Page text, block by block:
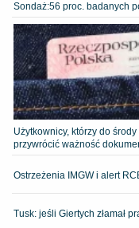
​Sondaż:56 proc. badanych
Użytkownicy, którzy do
przywrócić ważność
Ostrzeżenia IMGW i alert
Tusk: jeśli Giertych złamał